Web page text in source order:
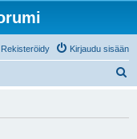
Kirjaudu sisään
Rekisteröidy